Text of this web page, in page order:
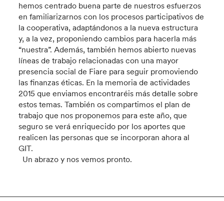
hemos centrado buena parte de nuestros esfuerzos
en familiarizarnos con los procesos participativos de
la cooperativa, adaptándonos a la nueva estructura
y, a la vez, proponiendo cambios para hacerla más
“nuestra”. Además, también hemos abierto nuevas
líneas de trabajo relacionadas con una mayor
presencia social de Fiare para seguir promoviendo
las finanzas éticas. En la memoria de actividades
2015 que enviamos encontraréis más detalle sobre
estos temas. También os compartimos el plan de
trabajo que nos proponemos para este año, que
seguro se verá enriquecido por los aportes que
realicen las personas que se incorporan ahora al
GIT.
Un abrazo y nos vemos pronto.